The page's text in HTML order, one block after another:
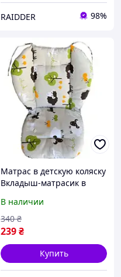
RAIDDER 98%
Матрас в детскую коляску
Вкладыш-матрасик в
В наличии
239₴
340 ₴
Купить